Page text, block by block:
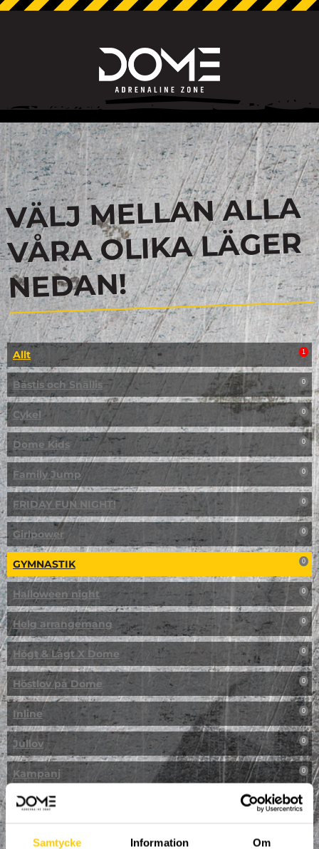
Samtycke Information Om
VÄLJ MELLAN ALLA
VÅRA OLIKA LÄGER
NEDAN!
Allt 1
Bästis och Snällis 0
Cykel 0
Dome Kids 0
Family Jump 0
FRIDAY FUN NIGHT! 0
Girlpower 0
GYMNASTIK 0
Halloween night 0
Helg arrangemang 0
Högt & Lågt X Dome 0
Höstlov på Dome 0
Inline 0
Jullov 0
Kampanj 0
Kickbike 0